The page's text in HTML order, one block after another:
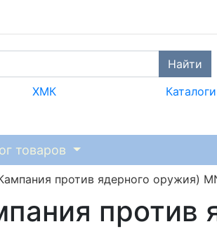
Найти
ХМК Каталоги
товаров
против ядерного оружия)
против